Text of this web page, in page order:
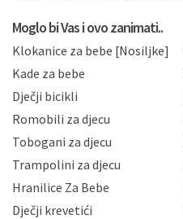
privatnosti i kolačića
Hrvatske, a uvijek uz
sigurnosnih mjera
neovlaštenog pristupa,
gubitka ili uništenja.
korisnika i posjetitelja
Vaših osobnih podataka
priopćavanje osobnih
zaposlenicima kojima su
slučajevima koji su
da možete u svako
Moglo bi Vas i ovo zanimati..
Klokanice za bebe [Nosiljke]
Kade za bebe
Dječji bicikli
Romobili za djecu
Tobogani za djecu
Trampolini za djecu
Hranilice Za Bebe
Dječji krevetići